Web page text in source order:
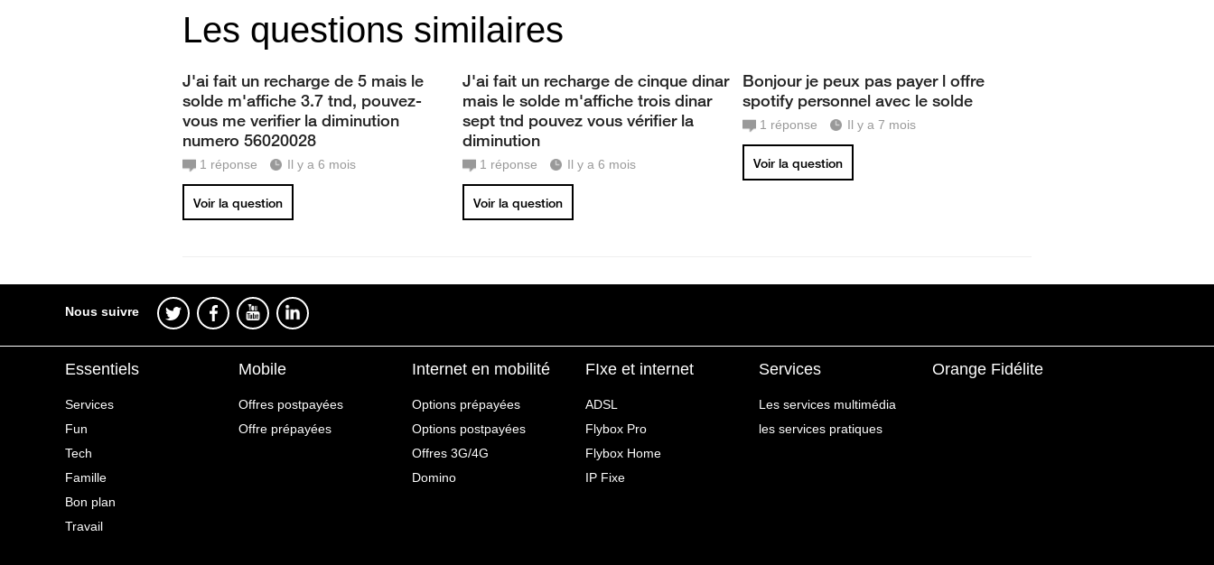
Les questions similaires
J'ai fait un recharge de 5 mais le
solde m'affiche 3.7 tnd, pouvez-
vous me verifier la diminution
numero 56020028
1 réponse Il y a 6 mois
Voir la question
J'ai fait un recharge de cinque dinar
mais le solde m'affiche trois dinar
sept tnd pouvez vous vérifier la
diminution
1 réponse Il y a 6 mois
Voir la question
Bonjour je peux pas payer l offre
spotify personnel avec le solde
1 réponse Il y a 7 mois
Voir la question
Nous suivre
Essentiels
Services
Fun
Tech
Famille
Bon plan
Travail
Mobile
Offres postpayées
Offre prépayées
Internet en mobilité
Options prépayées
Options postpayées
Offres 3G/4G
Domino
FIxe et internet
ADSL
Flybox Pro
Flybox Home
IP Fixe
Services
Les services multimédia
les services pratiques
Orange Fidélite